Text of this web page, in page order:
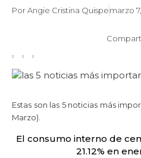
PorAngie Cristina Quispemarzo
Estas son las 5 noticias más
Marzo).
El consumo interno de
21.12% en